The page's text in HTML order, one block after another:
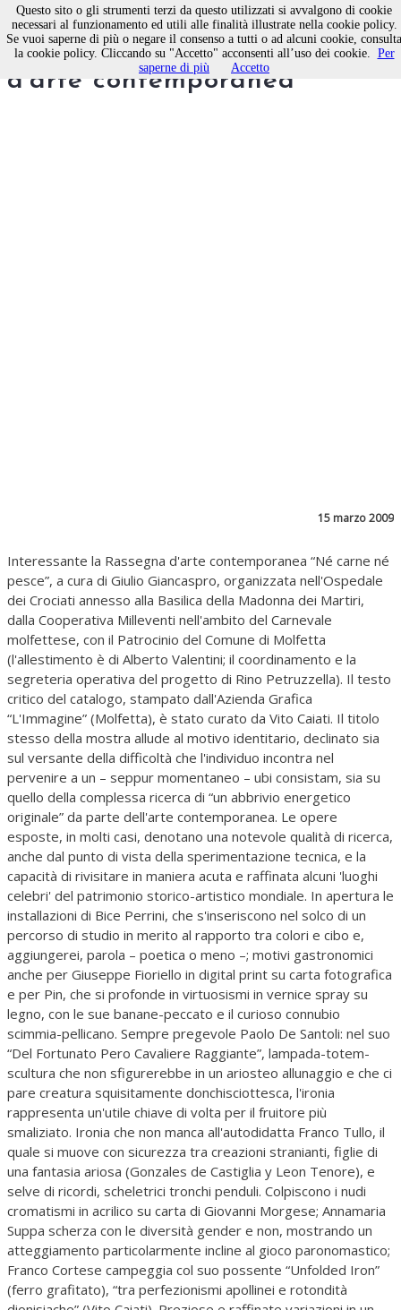
Né carne né pesce, rassegna
d'arte contemporanea
15 marzo 2009
Interessante la Rassegna d'arte contemporanea “Né carne né
pesce”, a cura di Giulio Giancaspro, organizzata nell'Ospedale
dei Crociati annesso alla Basilica della Madonna dei Martiri,
dalla Cooperativa Milleventi nell'ambito del Carnevale
molfettese, con il Patrocinio del Comune di Molfetta
(l'allestimento è di Alberto Valentini; il coordinamento e la
segreteria operativa del progetto di Rino Petruzzella). Il testo
critico del catalogo, stampato dall'Azienda Grafica
“L'Immagine” (Molfetta), è stato curato da Vito Caiati. Il titolo
stesso della mostra allude al motivo identitario, declinato sia
sul versante della difficoltà che l'individuo incontra nel
pervenire a un – seppur momentaneo – ubi consistam, sia su
quello della complessa ricerca di “un abbrivio energetico
originale” da parte dell'arte contemporanea. Le opere
esposte, in molti casi, denotano una notevole qualità di ricerca,
anche dal punto di vista della sperimentazione tecnica, e la
capacità di rivisitare in maniera acuta e raffinata alcuni 'luoghi
celebri' del patrimonio storico-artistico mondiale. In apertura le
installazioni di Bice Perrini, che s'inseriscono nel solco di un
percorso di studio in merito al rapporto tra colori e cibo e,
aggiungerei, parola – poetica o meno –; motivi gastronomici
anche per Giuseppe Fioriello in digital print su carta fotografica
e per Pin, che si profonde in virtuosismi in vernice spray su
legno, con le sue banane-peccato e il curioso connubio
scimmia-pellicano. Sempre pregevole Paolo De Santoli: nel suo
“Del Fortunato Pero Cavaliere Raggiante”, lampada-totem-
scultura che non sfigurerebbe in un ariosteo allunaggio e che ci
pare creatura squisitamente donchisciottesca, l'ironia
rappresenta un'utile chiave di volta per il fruitore più
smaliziato. Ironia che non manca all'autodidatta Franco Tullo, il
quale si muove con sicurezza tra creazioni stranianti, figlie di
una fantasia ariosa (Gonzales de Castiglia y Leon Tenore), e
selve di ricordi, scheletrici tronchi penduli. Colpiscono i nudi
cromatismi in acrilico su carta di Giovanni Morgese; Annamaria
Suppa scherza con le diversità gender e non, mostrando un
atteggiamento particolarmente incline al gioco paronomastico;
Franco Cortese campeggia col suo possente “Unfolded Iron”
(ferro grafitato), “tra perfezionismi apollinei e rotondità
Questo sito o gli strumenti terzi da questo utilizzati si avvalgono di cookie
necessari al funzionamento ed utili alle finalità illustrate nella cookie policy.
Se vuoi saperne di più o negare il consenso a tutti o ad alcuni cookie, consulta
la cookie policy. Cliccando su "Accetto" acconsenti all’uso dei cookie. Per
saperne di più
Accetto